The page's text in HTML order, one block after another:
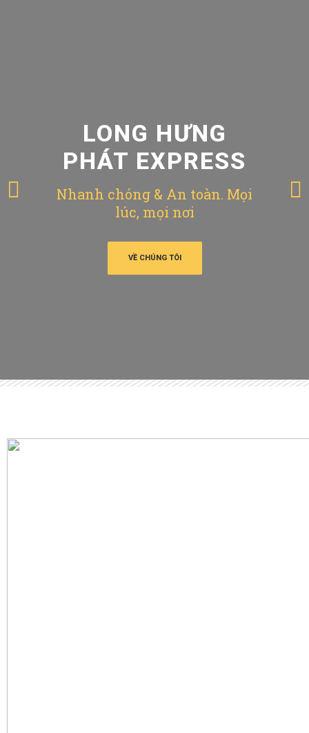
LONG HƯNG
PHÁT EXPRESS
Nhanh chóng & An toàn. Mọi
lúc, mọi nơi
VỀ CHÚNG TÔI